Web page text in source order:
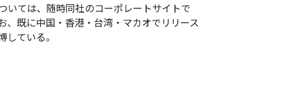
いては、随時同社のコーポレートサイトで
、既に中国・香港・台湾・マカオでリリース
している。